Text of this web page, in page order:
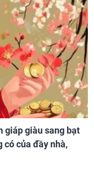
giáp giàu sang bạt
có của đầy nhà,